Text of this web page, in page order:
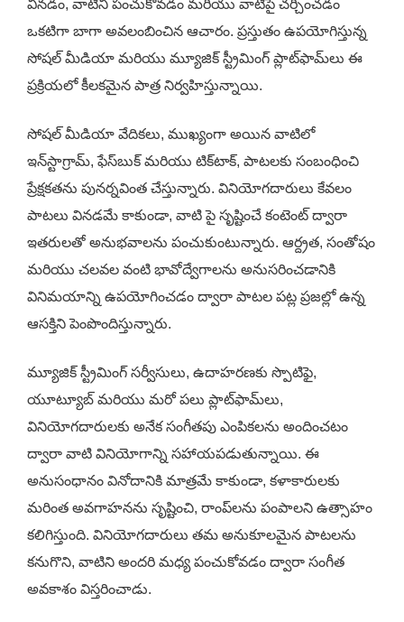
వినడం, వాటిని పంచుకోవడం మరియు వాటిపై చర్చించడం
ఒకటిగా బాగా అవలంబించిన ఆచారం. ప్రస్తుతం ఉపయోగిస్తున్న
సోషల్ మీడియా మరియు మ్యూజిక్ స్ట్రీమింగ్ ప్లాట్‌ఫామ్‌లు ఈ
ప్రక్రియలో కీలకమైన పాత్ర నిర్వహిస్తున్నాయి.
సోషల్ మీడియా వేదికలు, ముఖ్యంగా అయిన వాటిలో
ఇన్‌స్టాగ్రామ్, ఫేస్‌బుక్ మరియు టిక్‌టాక్, పాటలకు సంబంధించి
ప్రేక్షకతను పునర్నవింత చేస్తున్నారు. వినియోగదారులు కేవలం
పాటలు వినడమే కాకుండా, వాటి పై సృష్టించే కంటెంట్ ద్వారా
ఇతరులతో అనుభవాలను పంచుకుంటున్నారు. ఆర్ద్రత, సంతోషం
మరియు చలవల వంటి భావోద్వేగాలను అనుసరించడానికి
వినిమయాన్ని ఉపయోగించడం ద్వారా పాటల పట్ల ప్రజల్లో ఉన్న
ఆసక్తిని పెంపొందిస్తున్నారు.
మ్యూజిక్ స్ట్రీమింగ్ సర్వీసులు, ఉదాహరణకు స్పొటిఫై,
యూట్యూబ్ మరియు మరో పలు ప్లాట్‌ఫామ్‌లు,
వినియోగదారులకు అనేక సంగీతపు ఎంపికలను అందించటం
ద్వారా వాటి వినియోగాన్ని సహాయపడుతున్నాయి. ఈ
అనుసంధానం వినోదానికి మాత్రమే కాకుండా, కళాకారులకు
మరింత అవగాహనను సృష్టించి, రాంప్‌లను పంపాలని ఉత్సాహం
కలిగిస్తుంది. వినియోగదారులు తమ అనుకూలమైన పాటలను
కనుగొని, వాటిని అందరి మధ్య పంచుకోవడం ద్వారా సంగీత
అవకాశం విస్తరించాడు.